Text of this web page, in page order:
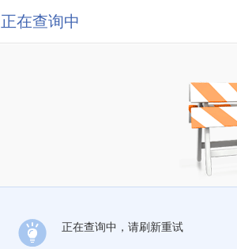
正在查询中
正在查询中，请刷新重试